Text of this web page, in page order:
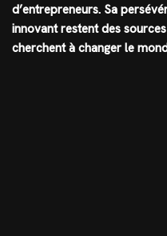
d’entrepreneurs. Sa
innovant restent des
cherchent à changer le